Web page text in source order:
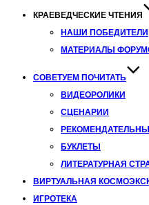
КРАЕВЕДЧЕСКИЕ ЧТЕНИЯ
НАШИ ПОБЕДИТЕЛИ
МАТЕРИАЛЫ
СОВЕТУЕМ ПОЧИТАТЬ
ВИДЕОРОЛИКИ
СЦЕНАРИИ
БУКЛЕТЫ
ЛИТЕРАТУРНАЯ
ВИРТУАЛЬНАЯ
ИГРОТЕКА